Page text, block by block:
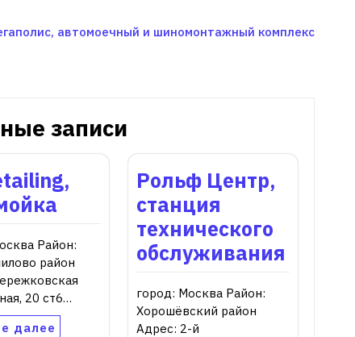
автомоечный и шиномонтажный комплекс
записи
Район:
район
20 ст6…
далее
Рольф Центр,
станция
технического
обслуживания
город: Москва Район:
Хорошёвский район
Адрес: 2-й